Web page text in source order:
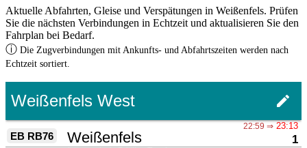
Aktuelle Abfahrten, Gleise und Verspätungen in Weißenfels. Prüfen
Sie die nächsten Verbindungen in Echtzeit und aktualisieren Sie den
Fahrplan bei Bedarf.
ⓘ Die Zugverbindungen mit Ankunfts- und Abfahrtszeiten werden nach
Echtzeit sortiert.